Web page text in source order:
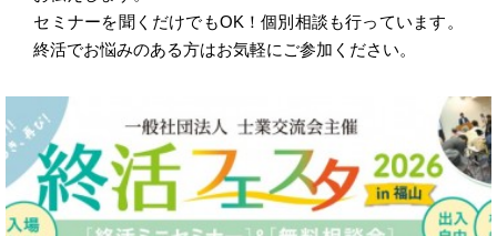
セミナーを聞くだけでもOK！個別相談も行っています。
終活でお悩みのある方はお気軽にご参加ください。